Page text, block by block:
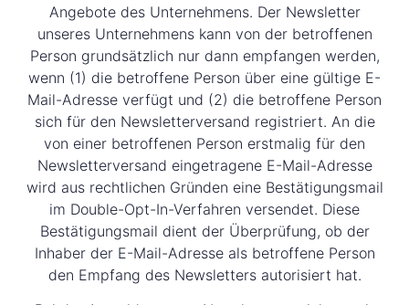
Angebote des Unternehmens. Der Newsletter
unseres Unternehmens kann von der betroffenen
Person grundsätzlich nur dann empfangen werden,
wenn (1) die betroffene Person über eine gültige E-
Mail-Adresse verfügt und (2) die betroffene Person
sich für den Newsletterversand registriert. An die
von einer betroffenen Person erstmalig für den
Newsletterversand eingetragene E-Mail-Adresse
wird aus rechtlichen Gründen eine Bestätigungsmail
im Double-Opt-In-Verfahren versendet. Diese
Bestätigungsmail dient der Überprüfung, ob der
Inhaber der E-Mail-Adresse als betroffene Person
den Empfang des Newsletters autorisiert hat.